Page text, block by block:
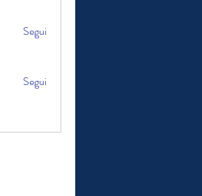
Segui
Segui